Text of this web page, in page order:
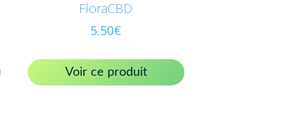
FloraCBD
5.50€
Voir ce produit